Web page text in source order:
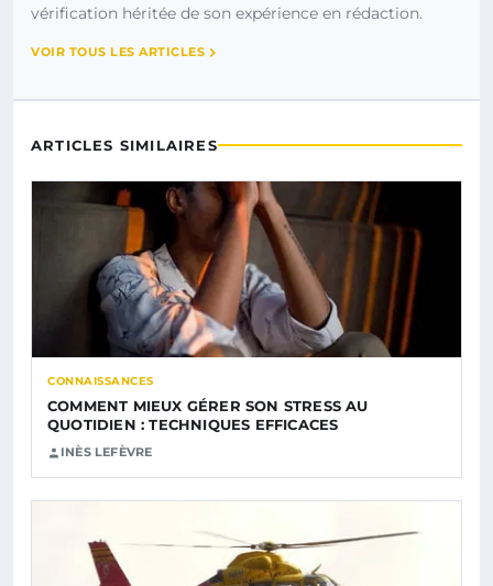
vérification héritée de son expérience en rédaction.
VOIR TOUS LES ARTICLES
ARTICLES SIMILAIRES
CONNAISSANCES
COMMENT MIEUX GÉRER SON STRESS AU
QUOTIDIEN : TECHNIQUES EFFICACES
INÈS LEFÈVRE